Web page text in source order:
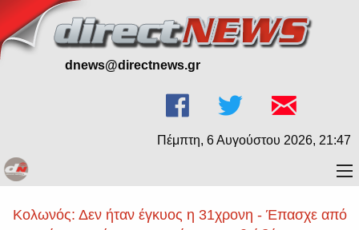
dnews@directnews.gr
Πέμπτη, 6 Αυγούστου 2026, 21:47
Κολωνός: Δεν ήταν έγκυος η 31χρονη - Έπασχε από